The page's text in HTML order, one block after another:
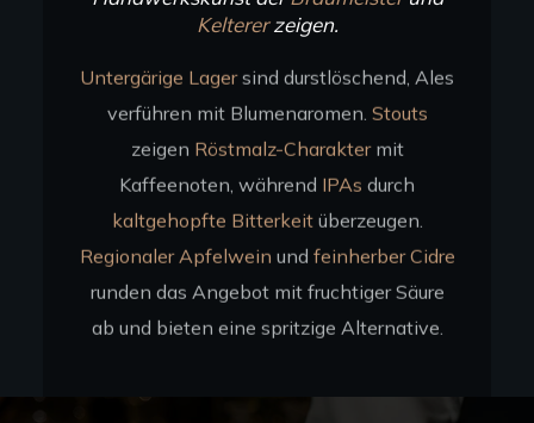
Keltererzeigen.
Untergärige Lagersind durstlöschend, Ales
verführen mit Blumenaromen. Stouts
zeigen Röstmalz-Charaktermit
Kaffeenoten, während IPAs durch
kaltgehopfte Bitterkeitüberzeugen.
Regionaler Apfelwein und feinherber Cidre
runden das Angebot mit fruchtiger Säure
ab und bieten eine spritzige Alternative.